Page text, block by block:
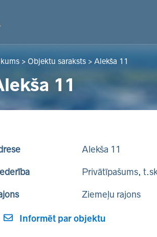
> Objektu saraksts > Alekša 11
11
Alekša 11
Privātīpašums,
Ziemeļu rajons
Informēt par objektu